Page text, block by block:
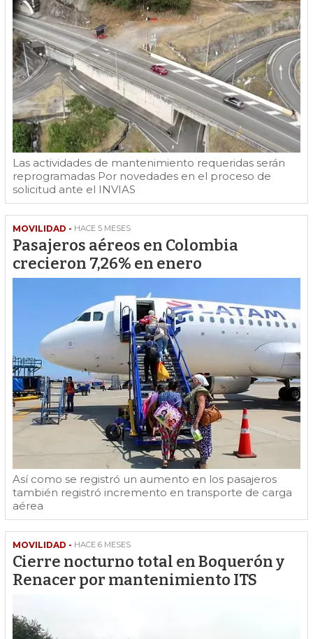
Las actividades de mantenimiento requeridas serán
reprogramadas Por novedades en el proceso de
solicitud ante el INVIAS
MOVILIDAD - HACE 5 MESES
Pasajeros aéreos en Colombia
crecieron 7,26% en enero
Así como se registró un aumento en los pasajeros
también registró incremento en transporte de carga
aérea
MOVILIDAD - HACE 6 MESES
Cierre nocturno total en Boquerón y
Renacer por mantenimiento ITS